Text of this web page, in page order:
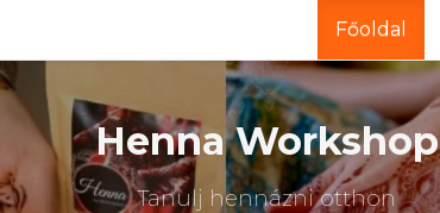
Főoldal
Henna Workshop
Tanulj hennázni otthon